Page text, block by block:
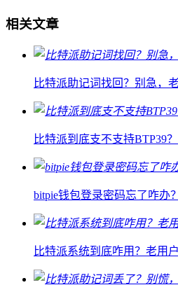
相关文章
比特派助记词找回？别急，
比特派到底支不支持BTP39
bitpie钱包登录密码忘了咋办
比特派系统到底咋用？老用